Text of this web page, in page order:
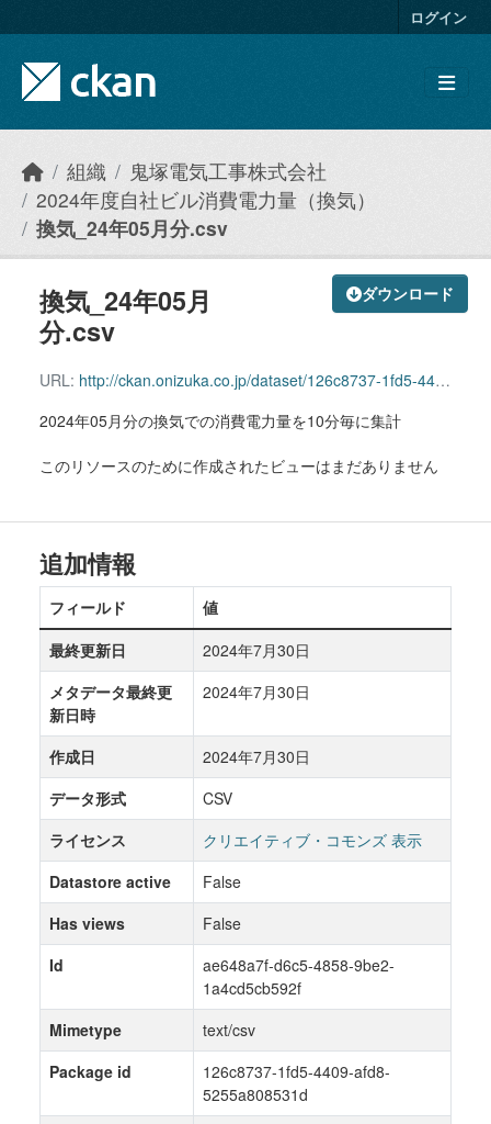
ログイン
組織
鬼塚電気工事株式会社
2024年度自社ビル消費電力量（換気）
換気_24年05月分.csv
ダウンロード
換気_24年05月
分.csv
URL: http://ckan.onizuka.co.jp/dataset/126c8737-1fd5-4409-afd8-5255a808531d/resource/ae648a7f-d6c5-4858-9be2-1a4cd5cb592f/download/ventilation_2405.csv
2024年05月分の換気での消費電力量を10分毎に集計
このリソースのために作成されたビューはまだありません
追加情報
フィールド
値
最終更新日
2024年7月30日
メタデータ最終更
新日時
2024年7月30日
作成日
2024年7月30日
データ形式
CSV
ライセンス
クリエイティブ・コモンズ 表示
Datastore active
False
Has views
False
Id
ae648a7f-d6c5-4858-9be2-
1a4cd5cb592f
Mimetype
text/csv
Package id
126c8737-1fd5-4409-afd8-
5255a808531d